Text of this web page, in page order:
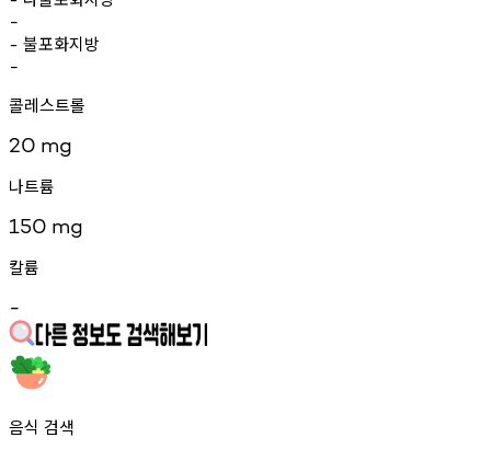
-
- 불포화지방
-
콜레스트롤
20 mg
나트륨
150 mg
칼륨
-
음식 검색